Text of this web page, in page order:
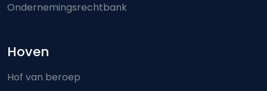
Ondernemingsrechtbank
Hoven
Hof van beroep